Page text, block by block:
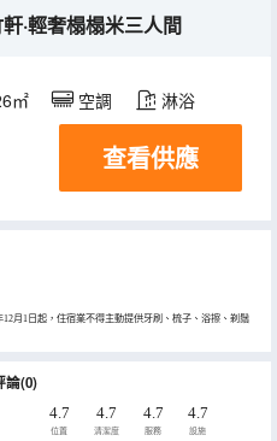
·輕奢榻榻米三人間
㎡ 空調 淋浴
查看供應
月1日起，住宿業不得主動提供牙刷、梳子、浴擦、剃鬚
論(0)
4.7
位置
4.7
清潔度
4.7
服務
4.7
設施